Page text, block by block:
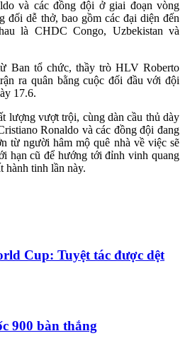
và các đồng đội ở giai đoạn vòng
đối dễ thở, bao gồm các đại diện đến
là CHDC Congo, Uzbekistan và
Ban tổ chức, thầy trò HLV Roberto
ra quân bằng cuộc đối đầu với đội
17.6.
lượng vượt trội, cùng dàn cầu thủ dày
Ronaldo và các đồng đội đang
từ người hâm mộ quê nhà về việc sẽ
hạn cũ để hướng tới đỉnh vinh quang
hành tinh lần này.
Cup: Tuyệt tác được dệt
900 bàn thắng